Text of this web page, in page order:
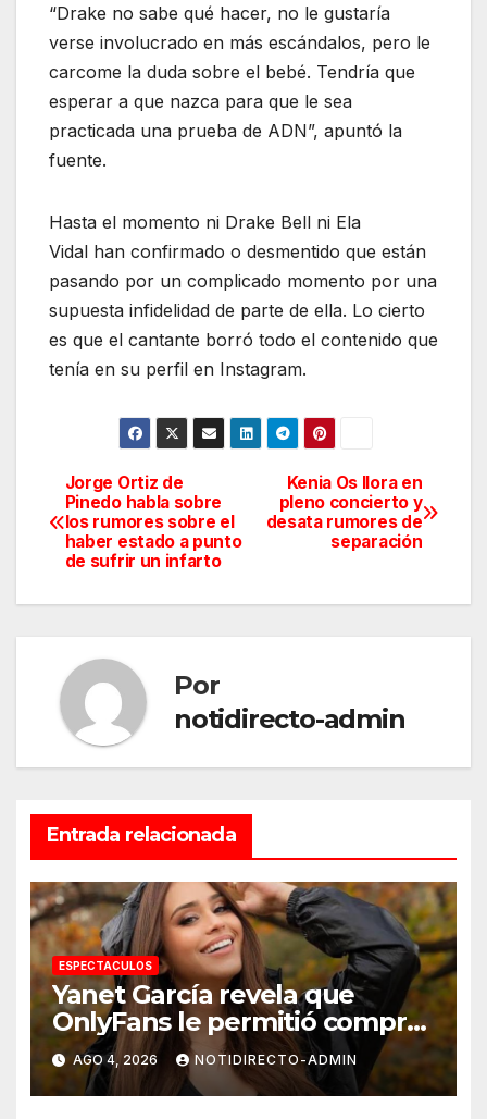
“Drake no sabe qué hacer, no le gustaría
verse involucrado en más escándalos, pero le
carcome la duda sobre el bebé. Tendría que
esperar a que nazca para que le sea
practicada una prueba de ADN”, apuntó la
fuente.
Hasta el momento ni Drake Bell ni Ela
Vidal han confirmado o desmentido que están
pasando por un complicado momento por una
supuesta infidelidad de parte de ella. Lo cierto
es que el cantante borró todo el contenido que
tenía en su perfil en Instagram.
Navegación
de
Kenia Os llora en
pleno concierto y
desata rumores de
separación
Jorge Ortiz de
Pinedo habla sobre
los rumores sobre el
haber estado a punto
de sufrir un infarto
Por
notidirecto-admin
Entrada relacionada
ESPECTACULOS
Yanet García revela que
OnlyFans le permitió comprar
un departamento en
Manhattan
AGO 4, 2026 NOTIDIRECTO-ADMIN